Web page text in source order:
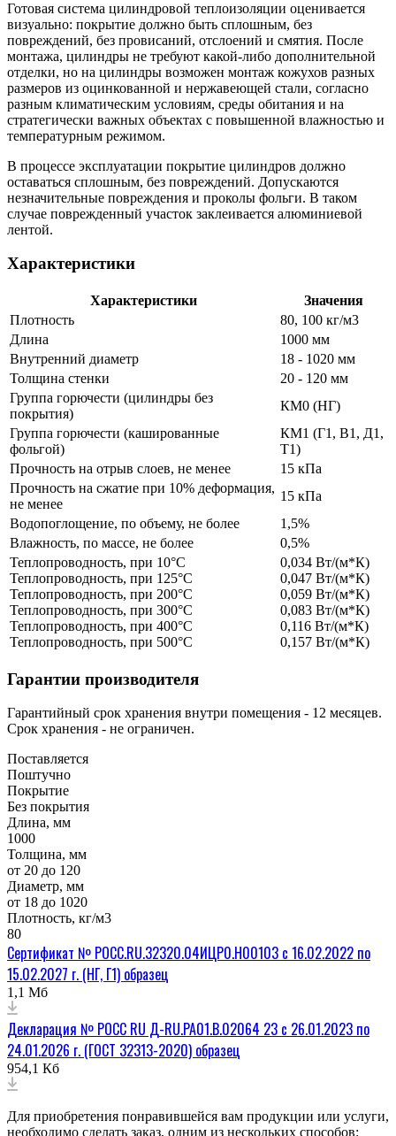
Готовая система цилиндровой теплоизоляции оценивается
визуально: покрытие должно быть сплошным, без
повреждений, без провисаний, отслоений и смятия. После
монтажа, цилиндры не требуют какой-либо дополнительной
отделки, но на цилиндры возможен монтаж кожухов разных
размеров из оцинкованной и нержавеющей стали, согласно
разным климатическим условиям, среды обитания и на
стратегически важных объектах с повышенной влажностью и
температурным режимом.
В процессе эксплуатации покрытие цилиндров должно
оставаться сплошным, без повреждений. Допускаются
незначительные повреждения и проколы фольги. В таком
случае поврежденный участок заклеивается алюминиевой
лентой.
Характеристики
Характеристики
Значения
Плотность
80, 100 кг/м3
Длина
1000 мм
Внутренний диаметр
18 - 1020 мм
Толщина стенки
20 - 120 мм
Группа горючести (цилиндры без
покрытия)
КМ0 (НГ)
Группа горючести (кашированные
фольгой)
КМ1 (Г1, В1, Д1,
Т1)
Прочность на отрыв слоев, не менее
15 кПа
Прочность на сжатие при 10% деформация,
не менее
15 кПа
Водопоглощение, по объему, не более
1,5%
Влажность, по массе, не более
0,5%
Теплопроводность, при 10°С
Теплопроводность, при 125°С
Теплопроводность, при 200°С
Теплопроводность, при 300°С
Теплопроводность, при 400°С
Теплопроводность, при 500°С
0,034 Вт/(м*К)
0,047 Вт/(м*К)
0,059 Вт/(м*К)
0,083 Вт/(м*К)
0,116 Вт/(м*К)
0,157 Вт/(м*К)
Гарантии производителя
Гарантийный срок хранения внутри помещения - 12 месяцев.
Срок хранения - не ограничен.
Поставляется
Поштучно
Покрытие
Без покрытия
Длина, мм
1000
Толщина, мм
от 20 до 120
Диаметр, мм
от 18 до 1020
Плотность, кг/м3
80
Сертификат № РОСС.RU.32320.04ИЦР0.Н00103 с 16.02.2022 по
15.02.2027 г. (НГ, Г1) образец
1,1 Мб
Декларация № РОСС RU Д-RU.РА01.В.02064 23 с 26.01.2023 по
24.01.2026 г. (ГОСТ 32313-2020) образец
954,1 Кб
Для приобретения понравившейся вам продукции или услуги,
необходимо сделать заказ, одним из нескольких способов: